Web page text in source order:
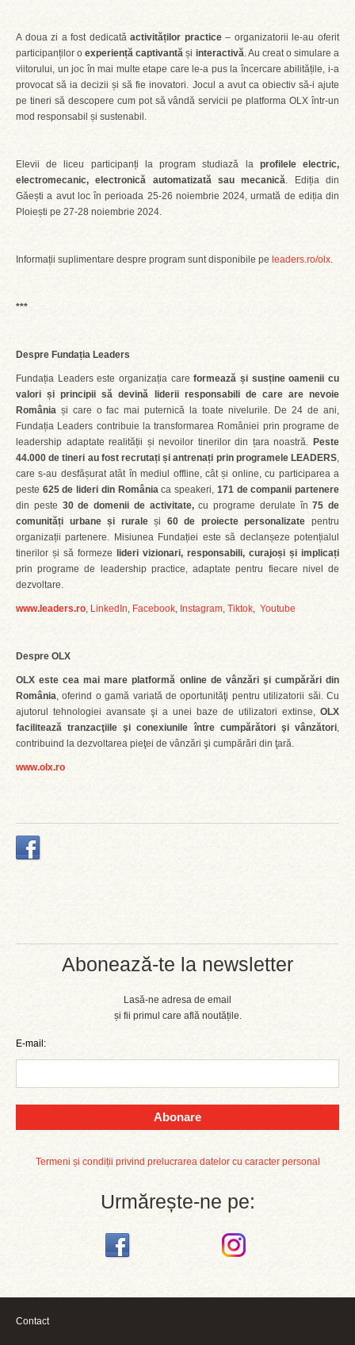
Abonează-te la newsletter
Lasă-ne adresa de email
și fii primul care află noutățile.
E-mail:
Abonare
Termeni și condiții privind prelucrarea datelor cu caracter personal
Urmărește-ne pe:
A doua zi a fost dedicatăactivităților practice– organizatorii le-au oferit
participanților oexperiență captivantăși interactivă. Au creat o simulare a
viitorului, un joc în mai multe etape care le-a pus la încercare abilitățile, i-a
provocat să ia decizii și să fie inovatori. Jocul a avut ca obiectiv să-i ajute
pe tineri să descopere cum pot să vândă servicii pe platforma OLX într-un
mod responsabil și sustenabil.
Elevii de liceu participanți la program studiază la profilele electric,
electromecanic, electronică automatizată sau mecanică. Ediția din
Găești a avut loc în perioada 25-26 noiembrie 2024, urmată de ediția din
Ploiești pe 27-28 noiembrie 2024.
Informații suplimentare despre program sunt disponibile pe leaders.ro/olx.
***
Despre Fundația Leaders
Fundația Leaders este organizația careformează și susține oamenii cu
valori și principii să devină liderii responsabili de care are nevoie
România și care o fac mai puternică la toate nivelurile. De 24 de ani,
Fundația Leaders contribuie la transformarea României prin programe de
leadership adaptate realității și nevoilor tinerilor din țara noastră. Peste
44.000 de tineri au fost recrutați și antrenați prin programele LEADERS,
care s-au desfășurat atât în mediul offline, cât și online, cu participarea a
peste 625 de lideri din Româniaca speakeri, 171 de companii partenere
din peste 30 de domenii de activitate,cu programe derulate în75 de
comunități urbane și ruraleși 60 de proiecte personalizate pentru
organizații partenere. Misiunea Fundației este să declanșeze potențialul
tinerilor și să formeze
lideri vizionari, responsabili, curajoși și implicați
prin programe de leadership practice, adaptate pentru fiecare nivel de
dezvoltare.
www.leaders.ro, LinkedIn, Facebook, Instagram, Tiktok, Youtube
Despre OLX
OLX este cea mai mare platformă online de vânzări şi cumpărări din
România, oferind o gamă variată de oportunităţi pentru utilizatorii săi. Cu
ajutorul tehnologiei avansate şi a unei baze de utilizatori extinse, OLX
facilitează tranzacţiile şi conexiunile între cumpărători şi vânzători,
contribuind la dezvoltarea pieţei de vânzări şi cumpărări din ţară.
www.olx.ro
Contact